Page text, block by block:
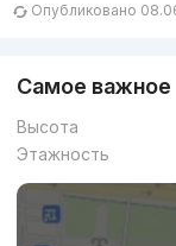
Опубликовано
Самое важное
Высота
Этажность